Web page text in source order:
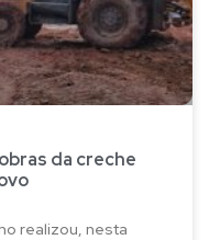
da creche
realizou, nesta